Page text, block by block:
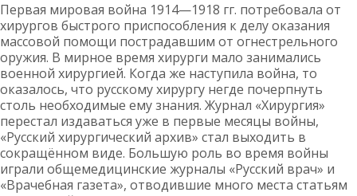
Первая мировая война 1914—1918 гг. потребовала от
хирургов быстрого приспособления к делу оказания
массовой помощи пострадавшим от огнестрельного
оружия. В мирное время хирурги мало занимались
военной хирургией. Когда же наступила война, то
оказалось, что русскому хирургу негде почерпнуть
столь необходимые ему знания. Журнал «Хирургия»
перестал издаваться уже в первые месяцы войны,
«Русский хирургический архив» стал выходить в
сокращённом виде. Большую роль во время войны
играли общемедицинские журналы «Русский врач» и
«Врачебная газета», отводившие много места статьям